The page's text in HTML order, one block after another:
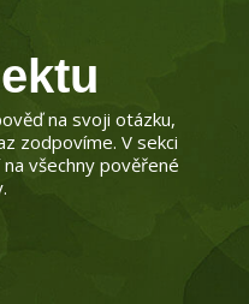
na svoji otázku,
zodpovíme. V sekci
všechny pověřené